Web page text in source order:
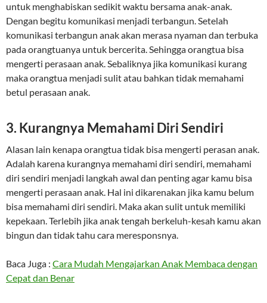
untuk menghabiskan sedikit waktu bersama anak-anak.
Dengan begitu komunikasi menjadi terbangun. Setelah
komunikasi terbangun anak akan merasa nyaman dan terbuka
pada orangtuanya untuk bercerita. Sehingga orangtua bisa
mengerti perasaan anak. Sebaliknya jika komunikasi kurang
maka orangtua menjadi sulit atau bahkan tidak memahami
betul perasaan anak.
3. Kurangnya Memahami Diri Sendiri
Alasan lain kenapa orangtua tidak bisa mengerti perasan anak.
Adalah karena kurangnya memahami diri sendiri, memahami
diri sendiri menjadi langkah awal dan penting agar kamu bisa
mengerti perasaan anak. Hal ini dikarenakan jika kamu belum
bisa memahami diri sendiri. Maka akan sulit untuk memiliki
kepekaan. Terlebih jika anak tengah berkeluh-kesah kamu akan
bingun dan tidak tahu cara meresponsnya.
Baca Juga : Cara Mudah Mengajarkan Anak Membaca dengan
Cepat dan Benar